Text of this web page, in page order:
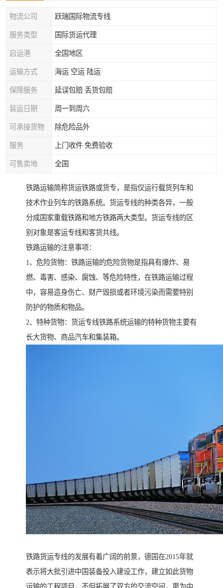
物流公司 跃瑞国际物流专线
服务类型 国际货运代理
启运港 全国地区
运输方式 海运 空运 陆运
保障服务 延误包赔 丢货包赔
装运日期 周一到周六
可承接货物 除危险品外
服务 上门收件 免费验收
可售卖地 全国
铁路运输简称货运铁路或货专，是指仅运行载货列车和
技术作业列车的铁路系统。货运专线的种类各异，一般
分成国家重载铁路和地方铁路两大类型。货运专线的区
别对象是客运专线和客货共线。
铁路运输的注意事项：
1、危险货物：铁路运输的危险货物是指具有爆炸、易
燃、毒害、感染、腐蚀、等危险特性，在铁路运输过程
中，容易造身伤亡、财产毁损或者环境污染而需要特别
防护的物质和物品。
2、特种货物：货运专线铁路系统运输的特种货物主要有
长大货物、商品汽车和集装箱。
铁路货运专线的发展有着广阔的前景，德国在2015年就
表示将大批引进中国装备投入建设工作，建立如此货物